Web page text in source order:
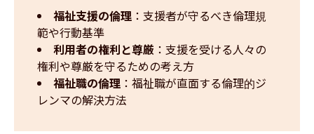
福祉支援の倫理 ：支援者が守るべき倫理規
範や行動基準
利用者の権利と尊厳 ：支援を受ける人々の
権利や尊厳を守るための考え方
福祉職の倫理 ：福祉職が直面する倫理的ジ
レンマの解決方法